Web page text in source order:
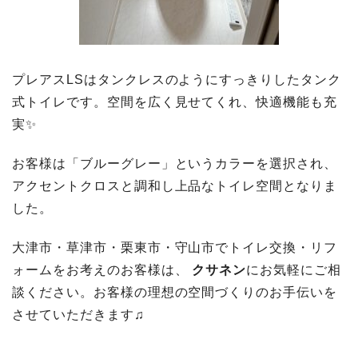
プレアスLSはタンクレスのようにすっきりしたタンク
式トイレです。空間を広く見せてくれ、快適機能も充
実✨
お客様は「ブルーグレー」というカラーを選択され、
アクセントクロスと調和し上品なトイレ空間となりま
した。
大津市・草津市・栗東市・守山市でトイレ交換・リフ
ォームをお考えのお客様は、 クサネンにお気軽にご相
談ください。お客様の理想の空間づくりのお手伝いを
させていただきます♫